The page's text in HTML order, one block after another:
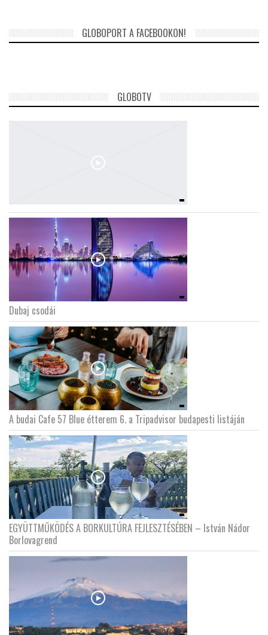
GLOBOPORT A FACEBOOKON!
GLOBOTV
Dubaj csodái
A budai Cafe 57 Blue étterem 6. a Tripadvisor budapesti listáján
EGYÜTTMŰKÖDÉS A BORKULTÚRA FEJLESZTÉSÉBEN – István Nádor
Borlovagrend